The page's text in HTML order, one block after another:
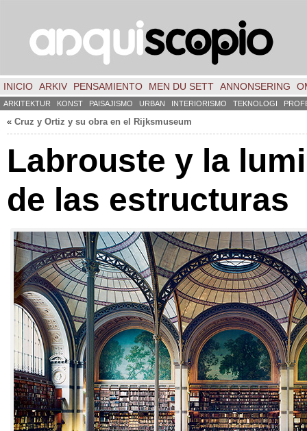
INICIO ARKIV PENSAMIENTO MEN DU SETT ANNONSERING
ARKITEKTUR KONST PAISAJISMO URBAN INTERIORISMO TEKNOLOGI
« Cruz y Ortiz y su obra en el Rijksmuseum
Labrouste y la
de las estructuras